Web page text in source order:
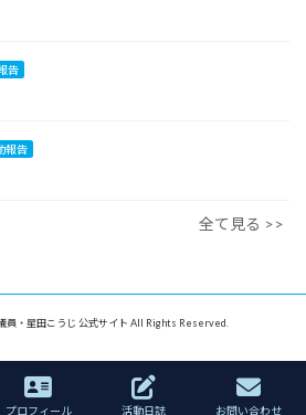
告
報告
全て見る >>
員・星田こうじ 公式サイト All Rights Reserved.
プロフィール 活動日誌 お問い合わせ